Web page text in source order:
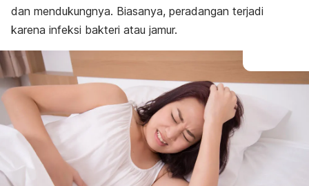
dan mendukungnya. Biasanya, peradangan terjadi
karena infeksi bakteri atau jamur.